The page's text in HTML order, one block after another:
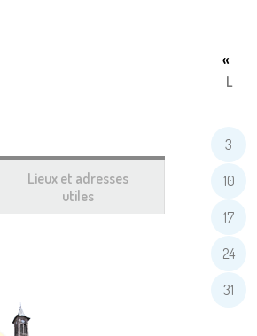
Lieux et adresses
utiles
«
L
3
10
17
24
31